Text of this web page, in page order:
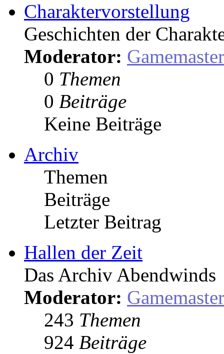
Charaktervorstellung
Geschichten der
Moderator: Gamemaster
0 Themen
0 Beiträge
Keine Beiträge
Archiv
Themen
Beiträge
Letzter Beitrag
Hallen der Zeit
Das Archiv Abendwinds
Moderator: Gamemaster
243 Themen
924 Beiträge